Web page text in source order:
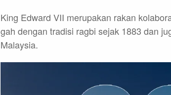
King Edward VII merupakan rakan
gah dengan tradisi ragbi sejak 1883 dan
Malaysia.